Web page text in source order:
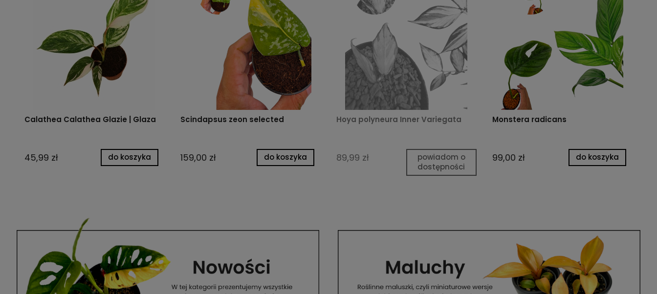
Calathea Calathea Glazie | Glaza
45,99 zł do koszyka
Scindapsus zeon selected
159,00 zł do koszyka
Hoya polyneura Inner Variegata
89,99 zł
powiadom o
dostępności
Monstera radicans
99,00 zł do koszyka